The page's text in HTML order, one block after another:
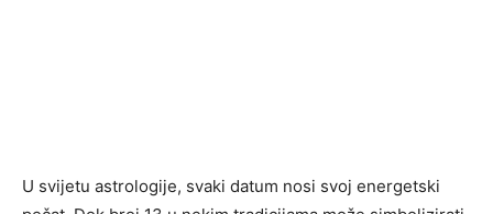
U svijetu astrologije, svaki datum nosi svoj energetski